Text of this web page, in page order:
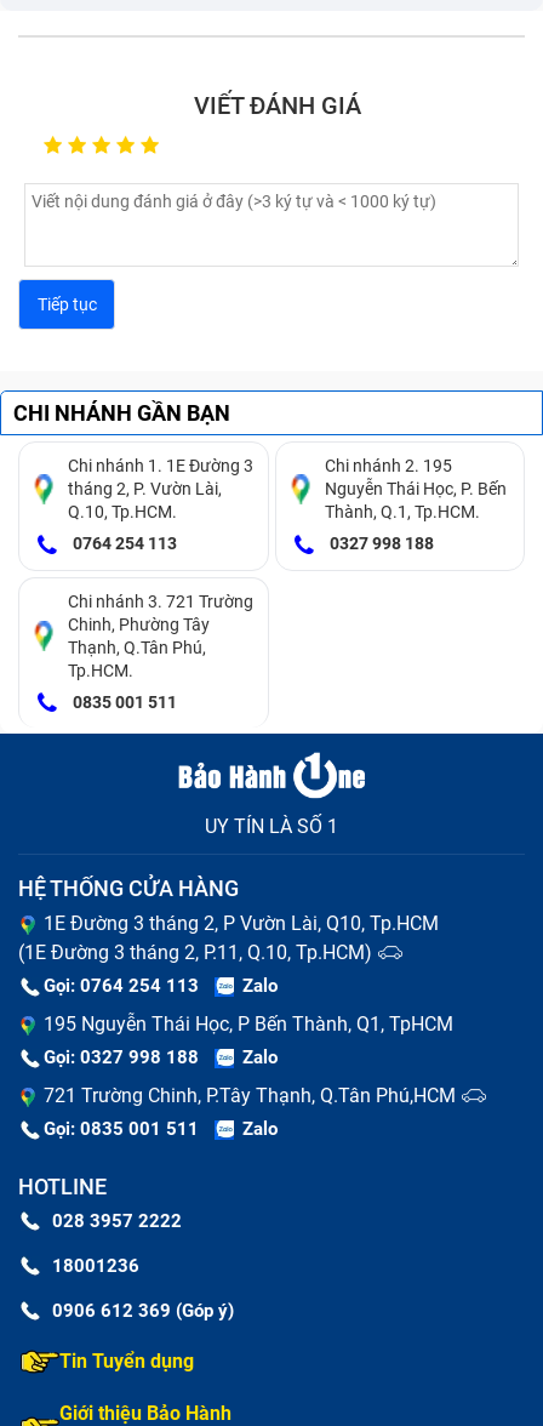
+ Nhận thu mua đa dạng: Mua tại trung tâm, mua tận
nhà riêng, mua tại tiệm cầm đồ, mua của các nhà bán
Địa chỉ mua iPhone 7 cũ TPHCM
Đến thanh lý tại bất kì
đều cảm thấy vô cùng thích thú khi mà:
+ Giá thu mua cao hơn nhiều so với các nơi khác
+ Quy trình thu mua nhanh chóng, chỉ từ 3 – 5 phút
+ Thanh toán tiền mặt trong 1 lần duy nhất
+ Đặc biệt hiện Trung Tâm Bảo Hành One còn hỗ trợ
khách hàng tối đa với chính sách
máy mới.Với chương trình này, hàng trăm ngàn khách
hàng đã vừa giải quyết được máy cũ bỏ xó trong nhà
Trung Tâm Bảo Hành One còn hỗ trợ giảm giá từ 200
Chần chờ gì mà không ghé Trung Tâm Bảo Hành One
ngay hôm nay để thanh lý chiếc iPhone 7 trong vui vẻ
và rinh về một món tiền to nào bạn ơi
Không chỉ
MUA NHANH BÁN LẸ
làm vui lòng hàng
Hành One còn mở rộng dịch vụ thu mua máy cũ
Cụ thể khách hàng đang cần tìm
số1800 1236
giải đáp thắc mắc nhanh chóng và hỗ trợ tận tình bạn
nhé
Địa chỉ mua iPhone 7 cũ TPHCM
Mọi chi tiết xin liên hệ: 1800 1236
VIẾT ĐÁNH GIÁ
CHI NHÁNH GẦN BẠN
Chi nhánh 1. 1E Đường 3
tháng 2, P. Vườn Lài,
Q.10, Tp.HCM.
0764 254 113
Chi nhánh 2. 195
Nguyễn Thái Học, P. Bến
Thành, Q.1, Tp.HCM.
0327 998 188
Chi nhánh 3. 721 Trường
Chinh, Phường Tây
Thạnh, Q.Tân Phú,
Tp.HCM.
0835 001 511
UY TÍN LÀ SỐ 1
HỆ THỐNG CỬA HÀNG
1E Đường 3 tháng 2, P Vườn Lài, Q10, Tp.HCM
(1E Đường 3 tháng 2, P.11, Q.10, Tp.HCM)
Gọi: 0764 254 113 Zalo
195 Nguyễn Thái Học, P Bến Thành, Q1, TpHCM
Gọi: 0327 998 188 Zalo
721 Trường Chinh, P.Tây Thạnh, Q.Tân Phú,HCM
Gọi: 0835 001 511 Zalo
HOTLINE
028 3957 2222
18001236
0906 612 369 (Góp ý)
Tin Tuyển dụng
Giới thiệu Bảo Hành